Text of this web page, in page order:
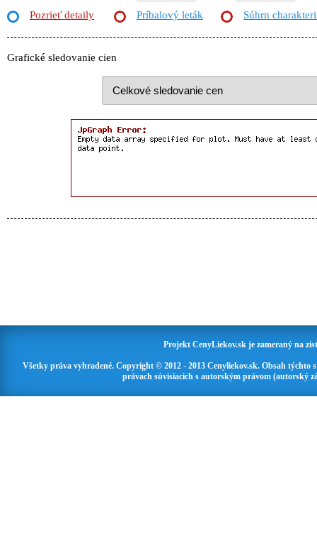
Pozrieť detaily Príbalový leták Súhrn
Grafické sledovanie cien
Projekt CenyLiekov.sk je zameraný na
Všetky práva vyhradené. Copyright © 2012 - 2013 Cenyliekov.sk. Obsah
právach súvisiacich s autorským právom (autorský